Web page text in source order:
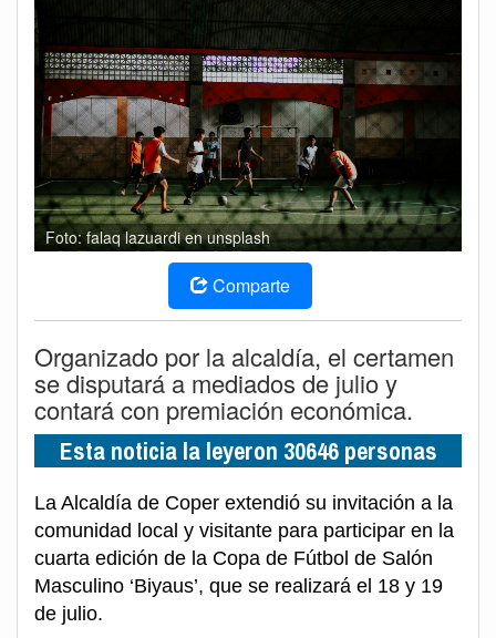
Foto: falaq lazuardi en unsplash
Comparte
Organizado por la alcaldía, el certamen
se disputará a mediados de julio y
contará con premiación económica.
Esta noticia la leyeron 30646 personas
La Alcaldía de Coper extendió su invitación a la
comunidad local y visitante para participar en la
cuarta edición de la Copa de Fútbol de Salón
Masculino ‘Biyaus’, que se realizará el 18 y 19
de julio.